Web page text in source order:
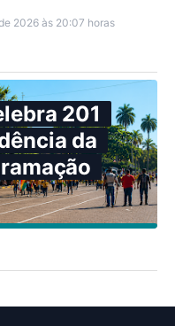
2026 às 20:07 horas
201
da